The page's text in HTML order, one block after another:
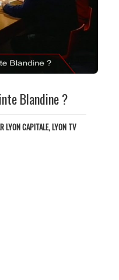
Blandine ?
LYON CAPITALE, LYON TV